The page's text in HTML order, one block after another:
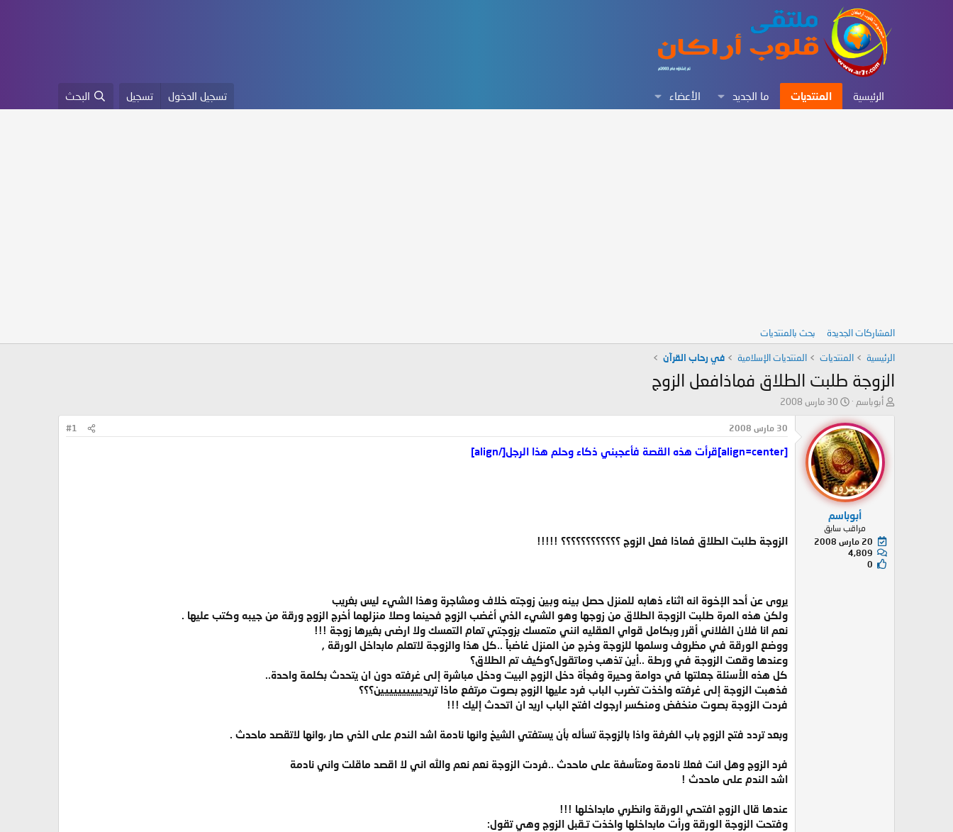
الرئيسية المنتديات ما الجديد الأعضاء تسجيل الدخول تسجيل البحث
المشاركات الجديدة بحث بالمنتديات
الرئيسية المنتديات المنتديات الإسلامية في رحاب القرآن
الزوجة طلبت الطلاق فماذافعل الزوج
ب
ئ
ا
ل
م
و
أبوباسم
ت
ر
ي
خ
ا
ل
ب
د
ء
30 مارس 2008
أبوباسم
مراقب سابق
20 مارس 2008
4,809
0
30 مارس 2008 #1
[align=center]قرأت هذه القصة فأعجبني ذكاء وحلم هذا الرجل[/align]
الزوجة طلبت الطلاق فماذا فعل الزوج ؟؟؟؟؟؟؟؟؟؟؟؟ !!!!!
يروى عن أحد الإخوة انه اثناء ذهابه للمنزل حصل بينه وبين زوجته خلاف ومشاجرة وهذا الشيء ليس بغريب
ولكن هذه المرة طلبت الزوجة الطلاق من زوجها وهو الشيء الذي أغضب الزوج فحينما وصلا منزلهما أخرج الزوج ورقة من جيبه وكتب عليها .
نعم انا فلان الفلاني أقرر وبكامل قواي العقليه انني متمسك بزوجتي تمام التمسك ولا ارضى بغيرها زوجة !!!
ووضع الورقة في مظروف وسلمها للزوجة وخرج من المنزل غاضباً ..كل هذا والزوجة لاتعلم مابداخل الورقة ,
وعندها وقعت الزوجة في ورطة ..أين تذهب وماتقول؟وكيف تم الطلاق؟
كل هذه الأسئلة جعلتها في دوامة وحيرة وفجأة دخل الزوج البيت ودخل مباشرة إلى غرفته دون ان يتحدث بكلمة واحدة..
فذهبت الزوجة إلى غرفته واخذت تضرب الباب فرد عليها الزوج بصوت مرتفع ماذا تريديييييييييين؟؟؟
فردت الزوجة بصوت منخفض ومنكسر ارجوك افتح الباب اريد ان اتحدث إليك !!!
وبعد تردد فتح الزوج باب الغرفة واذا بالزوجة تسأله بأن يستفتي الشيخ وانها نادمة اشد الندم على الذي صار ،وانها لاتقصد ماحدث .
فرد الزوج وهل انت فعلا نادمة ومتأسفة على ماحدث ..فردت الزوجة نعم نعم والله اني لا اقصد ماقلت واني نادمة
اشد الندم على ماحدث !
عندها قال الزوج افتحي الورقة وانظري مابداخلها !!!
وفتحت الزوجة الورقة ورأت مابداخلها واخذت تـقبل الزوج وهي تقول: